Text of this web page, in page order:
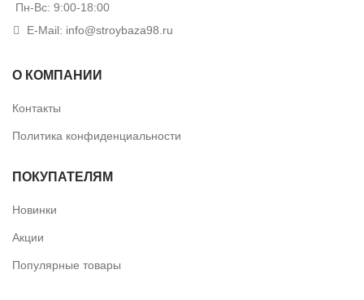
Пн-Вс: 9:00-18:00
E-Mail: info@stroybaza98.ru
О КОМПАНИИ
Контакты
Политика конфиденциальности
ПОКУПАТЕЛЯМ
Новинки
Акции
Популярные товары